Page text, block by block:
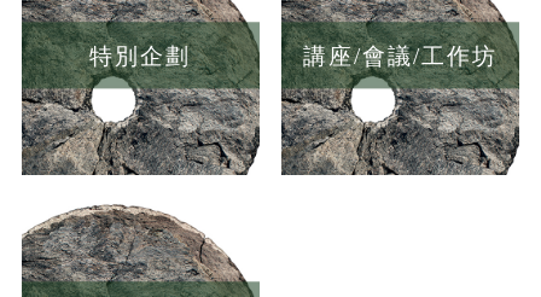
特別企劃 講座/會議/工作坊